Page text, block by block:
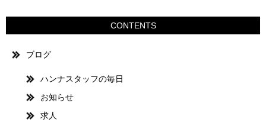
CONTENTS
ブログ
ハンナスタッフの毎日
お知らせ
求人